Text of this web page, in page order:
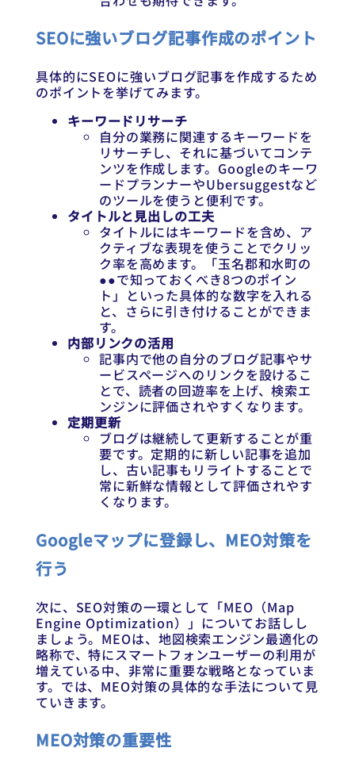
SEOに強いブログ記事作成のポイント
具体的にSEOに強いブログ記事を作成するため
のポイントを挙げてみます。
キーワードリサーチ
自分の業務に関連するキーワードを
リサーチし、それに基づいてコンテ
ンツを作成します。Googleのキーワ
ードプランナーやUbersuggestなど
のツールを使うと便利です。
タイトルと見出しの工夫
タイトルにはキーワードを含め、ア
クティブな表現を使うことでクリッ
ク率を高めます。「玉名郡和水町の
●●で知っておくべき8つのポイン
ト」といった具体的な数字を入れる
と、さらに引き付けることができま
す。
内部リンクの活用
記事内で他の自分のブログ記事やサ
ービスページへのリンクを設けるこ
とで、読者の回遊率を上げ、検索エ
ンジンに評価されやすくなります。
定期更新
ブログは継続して更新することが重
要です。定期的に新しい記事を追加
し、古い記事もリライトすることで
常に新鮮な情報として評価されやす
くなります。
Googleマップに登録し、MEO対策を
行う
次に、SEO対策の一環として「MEO（Map
Engine Optimization）」についてお話しし
ましょう。MEOは、地図検索エンジン最適化の
略称で、特にスマートフォンユーザーの利用が
増えている中、非常に重要な戦略となっていま
す。では、MEO対策の具体的な手法について見
ていきます。
MEO対策の重要性